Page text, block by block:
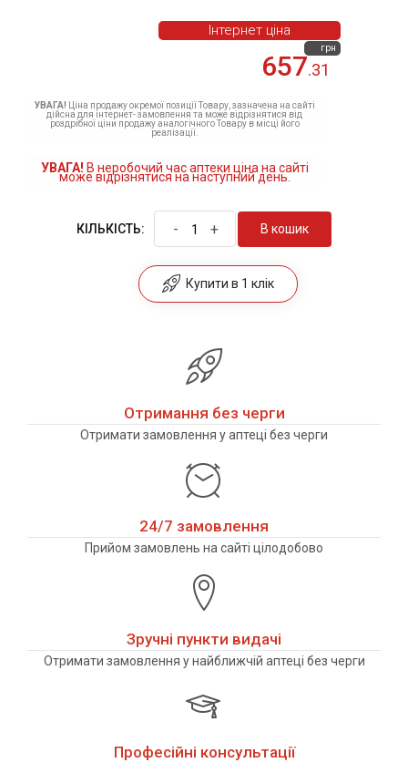
657.31
грн
Інтернет ціна
УВАГА! Ціна продажу окремої позиції Товару, зазначена на сайті
дійсна для інтернет- замовлення та може відрізнятися від
роздрібної ціни продажу аналогічного Товару в місці його
реалізації.
УВАГА! В неробочий час аптеки ціна на сайті
може відрізнятися на наступний день.
КІЛЬКІСТЬ: - + В кошик
Купити в 1 клік
Отримання без черги
Отримати замовлення у аптеці без черги
24/7 замовлення
Прийом замовлень на сайті цілодобово
Зручні пункти видачі
Отримати замовлення у найближчій аптеці без черги
Професійні консультації